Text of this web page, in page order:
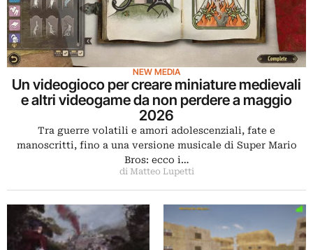
NEW MEDIA
Un videogioco per creare miniature medievali
e altri videogame da non perdere a maggio
2026
Tra guerre volatili e amori adolescenziali, fate e
manoscritti, fino a una versione musicale di Super Mario
Bros: ecco i…
di Matteo Lupetti